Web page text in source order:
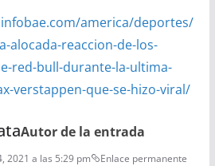
america/deportes/
alocada-reaccion-de-los-
red-bull-durante-la-ultima-
verstappen-que-se-hizo-viral/
Autor de la entrada
2021 a las 5:29 pm Enlace permanente